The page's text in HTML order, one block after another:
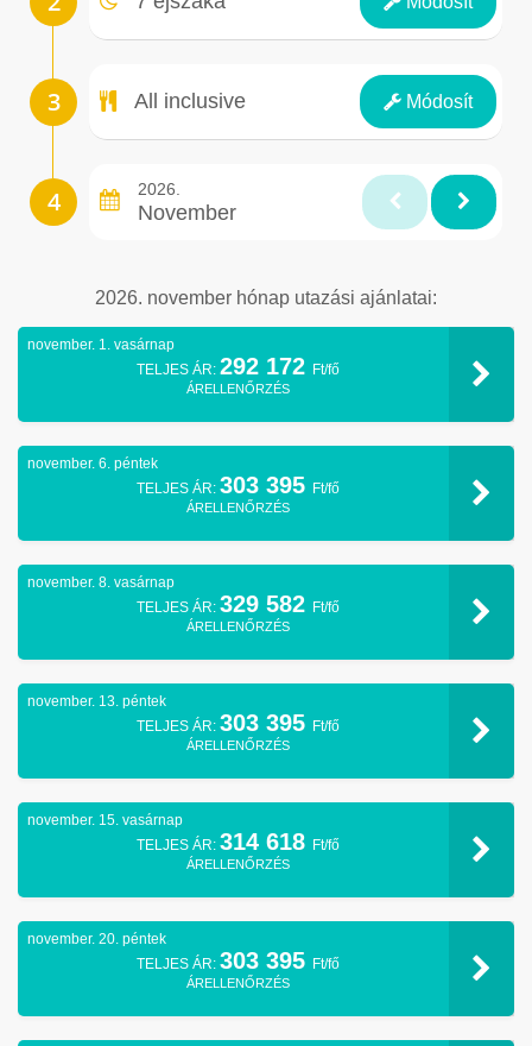
All inclusive Módosít
Ellátás
2026.
November
2026. november hónap utazási ajánlatai:
november. 1. vasárnap
TELJES ÁR: 292 172 Ft/fő
ÁRELLENŐRZÉS
november. 6. péntek
TELJES ÁR: 303 395 Ft/fő
ÁRELLENŐRZÉS
november. 8. vasárnap
TELJES ÁR: 329 582 Ft/fő
ÁRELLENŐRZÉS
november. 13. péntek
TELJES ÁR: 303 395 Ft/fő
ÁRELLENŐRZÉS
november. 15. vasárnap
TELJES ÁR: 314 618 Ft/fő
ÁRELLENŐRZÉS
november. 20. péntek
TELJES ÁR: 303 395 Ft/fő
ÁRELLENŐRZÉS